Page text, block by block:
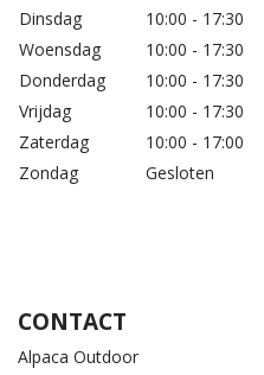
Dinsdag
10:00 - 17:30
Woensdag
10:00 - 17:30
Donderdag
10:00 - 17:30
Vrijdag
10:00 - 17:30
Zaterdag
10:00 - 17:00
Zondag
Gesloten
CONTACT
Alpaca Outdoor